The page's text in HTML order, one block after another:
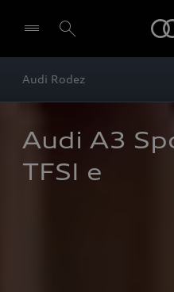
Audi Rodez
Audi A3
TFSI e